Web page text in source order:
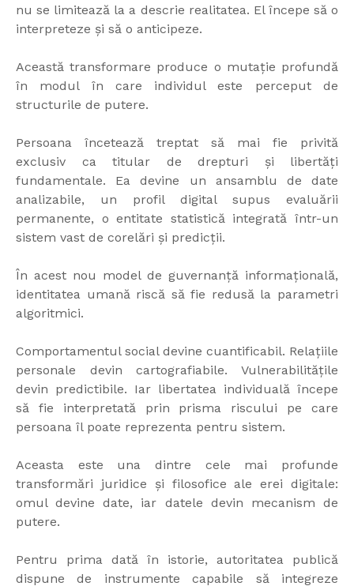
nu se limitează la a descrie realitatea. El începe să o
interpreteze și să o anticipeze.
Această transformare produce o mutație profundă
în modul în care individul este perceput de
structurile de putere.
Persoana încetează treptat să mai fie privită
exclusiv ca titular de drepturi și libertăți
fundamentale. Ea devine un ansamblu de date
analizabile, un profil digital supus evaluării
permanente, o entitate statistică integrată într-un
sistem vast de corelări și predicții.
În acest nou model de guvernanță informațională,
identitatea umană riscă să fie redusă la parametri
algoritmici.
Comportamentul social devine cuantificabil. Relațiile
personale devin cartografiabile. Vulnerabilitățile
devin predictibile. Iar libertatea individuală începe
să fie interpretată prin prisma riscului pe care
persoana îl poate reprezenta pentru sistem.
Aceasta este una dintre cele mai profunde
transformări juridice și filosofice ale erei digitale:
omul devine date, iar datele devin mecanism de
putere.
Pentru prima dată în istorie, autoritatea publică
dispune de instrumente capabile să integreze